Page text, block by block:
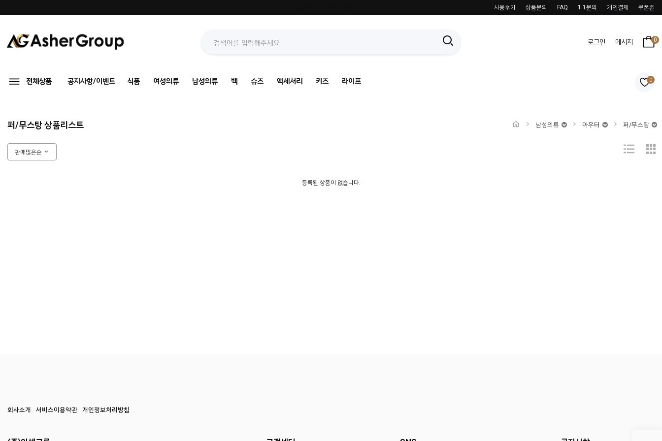
사용후기 상품문의 FAQ 1:1문의 개인결제 쿠폰존
로그인 메시지 0
전체상품 공지사항/이벤트 식품 여성의류 남성의류 백 슈즈 액세서리 키즈 라이프 0
퍼/무스탕 상품리스트 남성의류 아우터 퍼/무스탕
판매많은순
등록된 상품이 없습니다.
회사소개 서비스이용약관 개인정보처리방침